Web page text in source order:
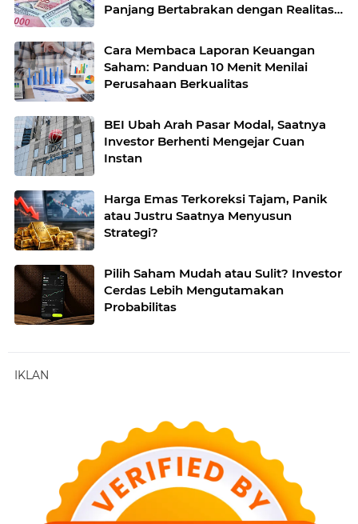
Panjang Bertabrakan dengan Realitas
Cara Membaca Laporan Keuangan
Saham: Panduan 10 Menit Menilai
Perusahaan Berkualitas
BEI Ubah Arah Pasar Modal, Saatnya
Investor Berhenti Mengejar Cuan
Instan
Harga Emas Terkoreksi Tajam, Panik
atau Justru Saatnya Menyusun
Strategi?
Pilih Saham Mudah atau Sulit? Investor
Cerdas Lebih Mengutamakan
Probabilitas
IKLAN